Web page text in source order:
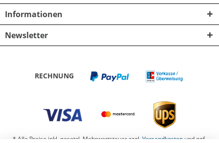
Informationen
Newsletter
RECHNUNG
* Alle Preise inkl. gesetzl. Mehrwertsteuer zzgl. Versandkosten und ggf.